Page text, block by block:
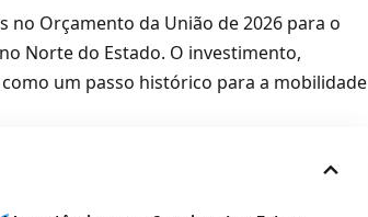
no Orçamento da União de 2026 para o
Norte do Estado. O investimento,
um passo histórico para a mobilidade